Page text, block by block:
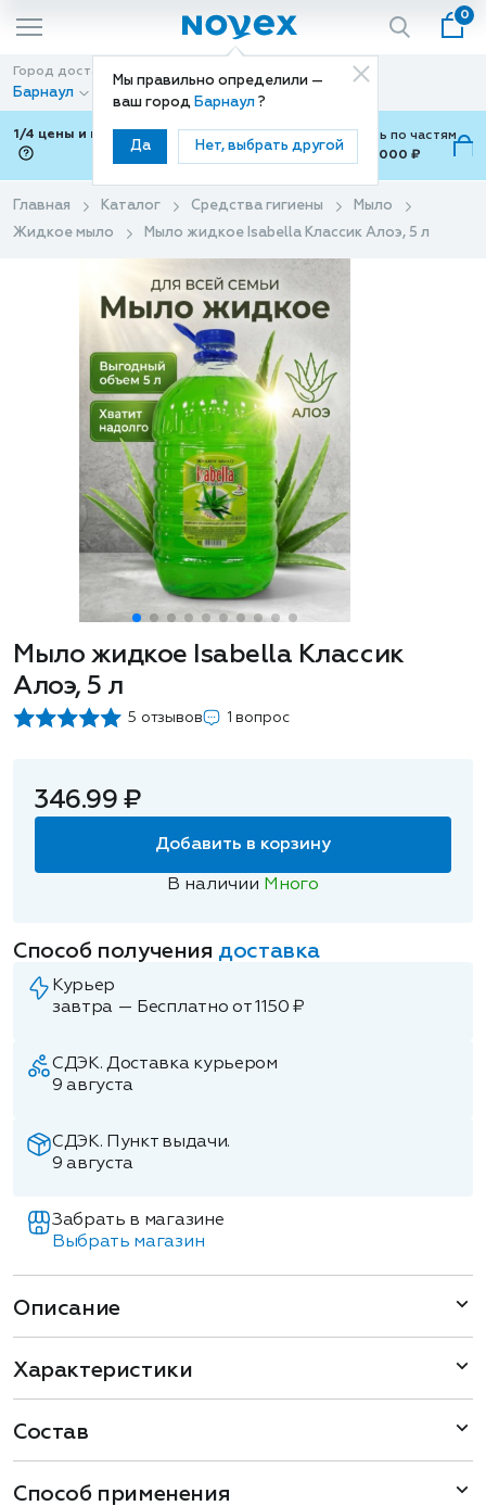
Мы правильно определили —
ваш город Барнаул ?
Да Нет, выбрать другой
0
Город доставки
Барнаул
Способ доставки
Доставка
1/4 цены и покупки ваши с Подели
Можно оплатить по частям
от 700 ₽ до 15,000 ₽
Главная Каталог Средства гигиены
Мыло
Жидкое мыло
Мыло жидкое Isabella Классик Алоэ, 5 л
Мыло жидкое Isabella Классик
Алоэ, 5 л
5 отзывов 1 вопрос
346.99 ₽
Добавить в корзину
В наличии Много
Способ получения доставка
Курьер
завтра — Бесплатно от 1150 ₽
СДЭК. Доставка курьером
9 августа
СДЭК. Пункт выдачи.
9 августа
Забрать в магазине
Выбрать магазин
Описание
Характеристики
Состав
Способ применения